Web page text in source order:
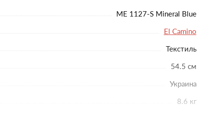
из экокожи.
бампер, ремень-защита от сползания.
колес – 17.5 см, задних колес – 22.5 см).
ME 1127-S Mineral Blue
El Camino
Текстиль
54.5 см
Украина
8.6 кг